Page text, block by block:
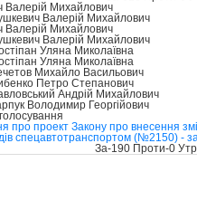
Валерій Михайлович
Валерій Михайлович
Валерій Михайлович
Валерій Михайлович
Уляна Миколаївна
Уляна Миколаївна
Михайло Васильович
Петро Степанович
Андрій Михайлович
Володимир Георгійович
про проект Закону про внесення
спецавтотранспортом (№2150) -
За-190 Проти-0